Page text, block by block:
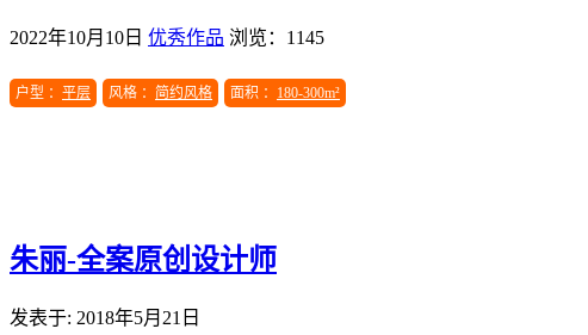
2022年10月10日 优秀作品 浏览：1145
户型 ： 平层 风格 ： 简约风格 面积 ： 180-300m²
朱丽-全案原创设计师
发表于: 2018年5月21日